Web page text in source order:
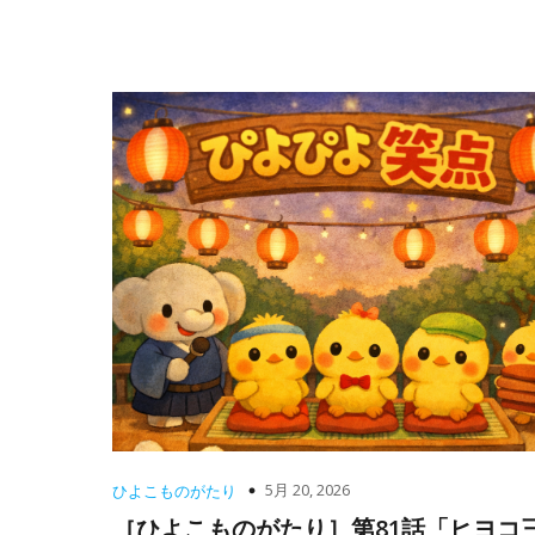
ひよこものがたり 5月 20, 2026
［ひよこものがたり］第81話「ヒヨコ